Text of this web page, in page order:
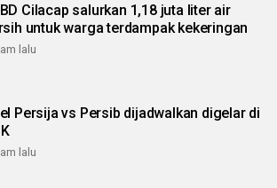
Cilacap salurkan 1,18 juta liter air
untuk warga terdampak kekeringan
lalu
Persija vs Persib dijadwalkan digelar di
lalu